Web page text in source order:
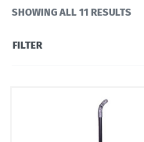
SHOWING ALL 11 RESULTS
FILTER